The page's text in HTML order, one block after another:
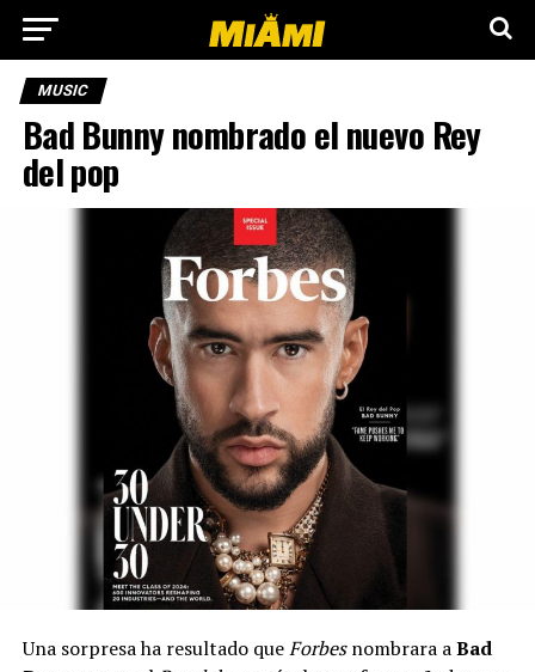
MUSIC
Bad Bunny nombrado el nuevo Rey
del pop
Una sorpresa ha resultado queForbesnombrara aBad